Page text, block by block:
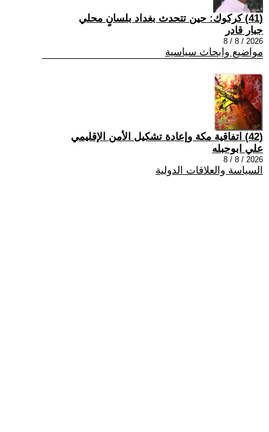
(41) كركوك: حين تتحدث بغداد بلسانٍ محلي
جبار قادر
2026 / 8 / 8
مواضيع وابحاث سياسية
(42) اتفاقية مكة وإعادة تشكيل الأمن الإقليمي
علي ابوحبله
2026 / 8 / 8
السياسة والعلاقات الدولية